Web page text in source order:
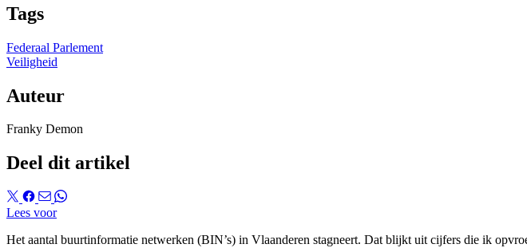
Tags
Federaal Parlement
Veiligheid
Auteur
Franky Demon
Deel dit artikel
Lees voor
Het aantal buurtinformatie netwerken (BIN’s) in Vlaanderen stagneert. Dat blijkt uit cijfers die ik